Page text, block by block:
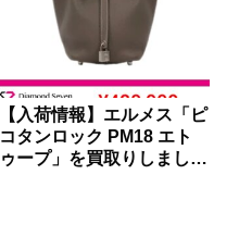
【入荷情報】エルメス「ピ
コタンロック PM18 エト
ゥープ」を買取りしました